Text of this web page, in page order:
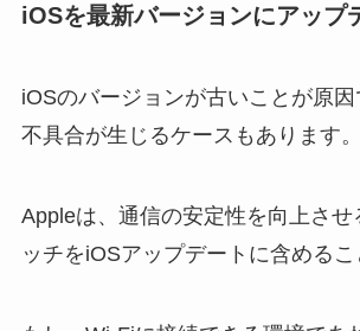
iOSを最新バージョンにアップ
iOSのバージョンが古いことが原
不具合が生じるケースもあります。
Appleは、通信の安定性を向上さ
ッチをiOSアップデートに含めるこ